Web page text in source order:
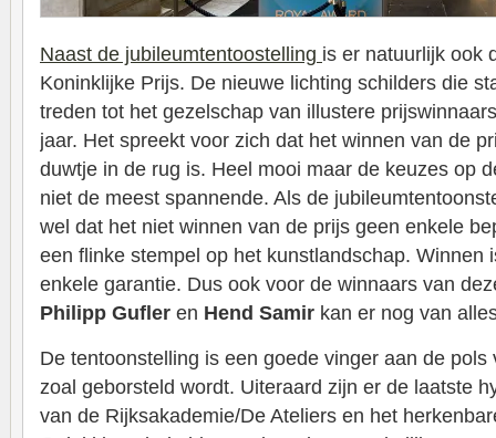
Naast de jubileumtentoostelling is er natuurlijk ook
Koninklijke Prijs. De nieuwe lichting schilders die
treden tot het gezelschap van illustere
jaar. Het spreekt voor zich dat het winnen van de
duwtje in de rug is. Heel mooi maar de keuzes op
niet de meest spannende. Als de
wel dat het niet winnen van de prijs geen enkele
een flinke stempel op het kunstlandschap. Winnen
enkele garantie. Dus ook voor de winnaars van
Philipp Gufler en Hend Samir kan er nog van
De tentoonstelling is een goede vinger aan de pols
zoal geborsteld wordt. Uiteraard zijn er de laatste
van de Rijksakademie/De Ateliers en het